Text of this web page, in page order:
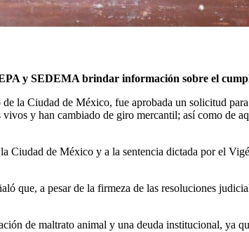
y SEDEMA brindar información sobre el
la Ciudad de México, fue aprobada un solicitud
y han cambiado de giro mercantil; así como de
de México y a la sentencia dictada por el
a pesar de la firmeza de las resoluciones
de maltrato animal y una deuda institucional, ya